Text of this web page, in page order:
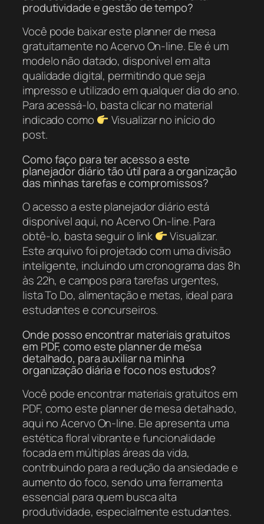
produtividade e gestão de tempo?
Você pode baixar este planner de mesa
gratuitamente no Acervo On-line. Ele é um
modelo não datado, disponível em alta
qualidade digital, permitindo que seja
impresso e utilizado em qualquer dia do ano.
Para acessá-lo, basta clicar no material
indicado como
Visualizar no início do
post.
Como faço para ter acesso a este
planejador diário tão útil para a organização
das minhas tarefas e compromissos?
O acesso a este planejador diário está
disponível aqui, no Acervo On-line. Para
obtê-lo, basta seguir o link
Visualizar.
Este arquivo foi projetado com uma divisão
inteligente, incluindo um cronograma das 8h
às 22h, e campos para tarefas urgentes,
lista To Do, alimentação e metas, ideal para
estudantes e concurseiros.
Onde posso encontrar materiais gratuitos
em PDF, como este planner de mesa
detalhado, para auxiliar na minha
organização diária e foco nos estudos?
Você pode encontrar materiais gratuitos em
PDF, como este planner de mesa detalhado,
aqui no Acervo On-line. Ele apresenta uma
estética floral vibrante e funcionalidade
focada em múltiplas áreas da vida,
contribuindo para a redução da ansiedade e
aumento do foco, sendo uma ferramenta
essencial para quem busca alta
produtividade, especialmente estudantes.